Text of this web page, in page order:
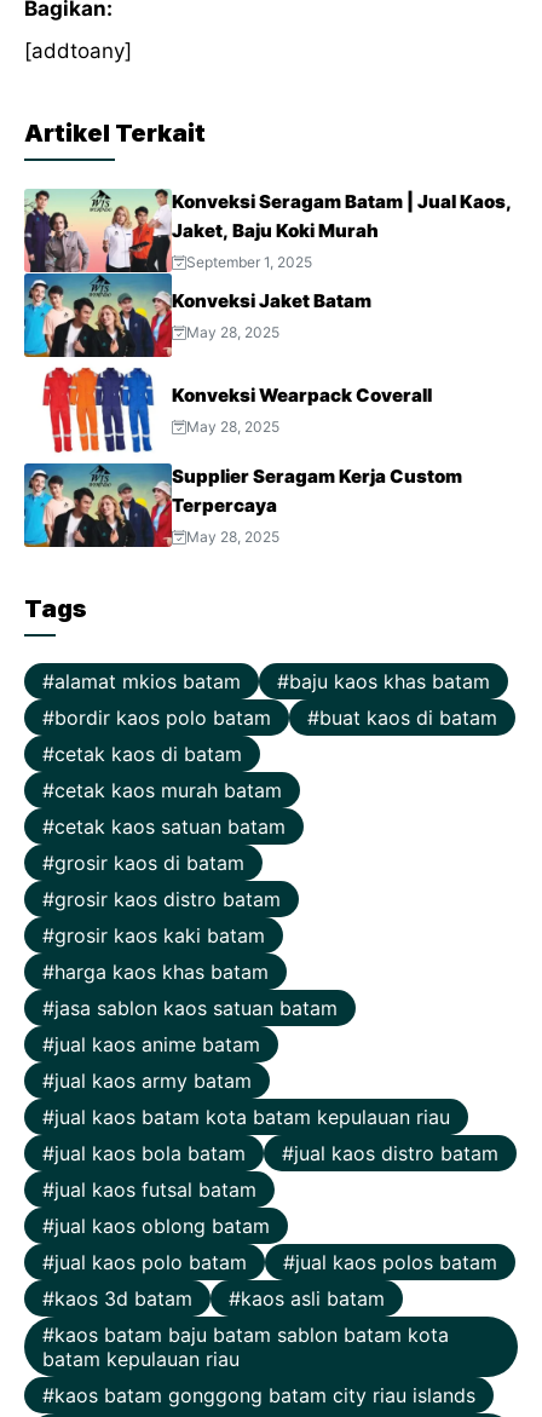
Bagikan:
[addtoany]
Artikel Terkait
Konveksi Seragam Batam | Jual Kaos,
Jaket, Baju Koki Murah
September 1, 2025
Konveksi Jaket Batam
May 28, 2025
Konveksi Wearpack Coverall
May 28, 2025
Supplier Seragam Kerja Custom
Terpercaya
May 28, 2025
Tags
alamat mkios batam
baju kaos khas batam
bordir kaos polo batam
buat kaos di batam
cetak kaos di batam
cetak kaos murah batam
cetak kaos satuan batam
grosir kaos di batam
grosir kaos distro batam
grosir kaos kaki batam
harga kaos khas batam
jasa sablon kaos satuan batam
jual kaos anime batam
jual kaos army batam
jual kaos batam kota batam kepulauan riau
jual kaos bola batam
jual kaos distro batam
jual kaos futsal batam
jual kaos oblong batam
jual kaos polo batam
jual kaos polos batam
kaos 3d batam
kaos asli batam
kaos batam baju batam sablon batam kota
batam kepulauan riau
kaos batam gonggong batam city riau islands